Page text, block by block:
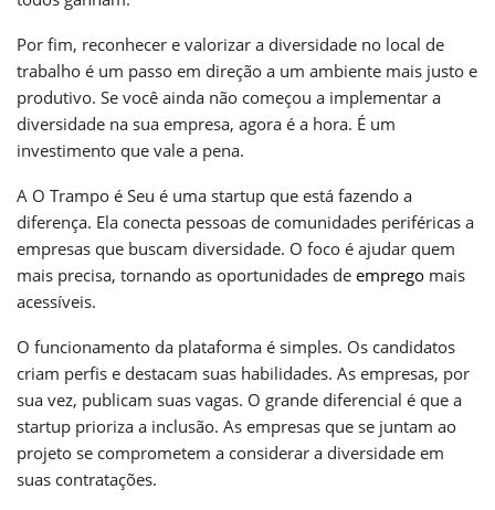
Por fim, reconhecer e valorizar a diversidade no local de
trabalho é um passo em direção a um ambiente mais justo e
produtivo. Se você ainda não começou a implementar a
diversidade na sua empresa, agora é a hora. É um
investimento que vale a pena.
A O Trampo é Seu é uma startup que está fazendo a
diferença. Ela conecta pessoas de comunidades periféricas a
empresas que buscam diversidade. O foco é ajudar quem
mais precisa, tornando as oportunidades de emprego mais
acessíveis.
O funcionamento da plataforma é simples. Os candidatos
criam perfis e destacam suas habilidades. As empresas, por
sua vez, publicam suas vagas. O grande diferencial é que a
startup prioriza a inclusão. As empresas que se juntam ao
projeto se comprometem a considerar a diversidade em
suas contratações.